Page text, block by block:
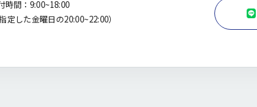
時間：9:00~18:00
定した金曜日の20:00~22:00）